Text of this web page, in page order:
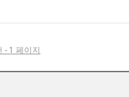
- 1 페이지